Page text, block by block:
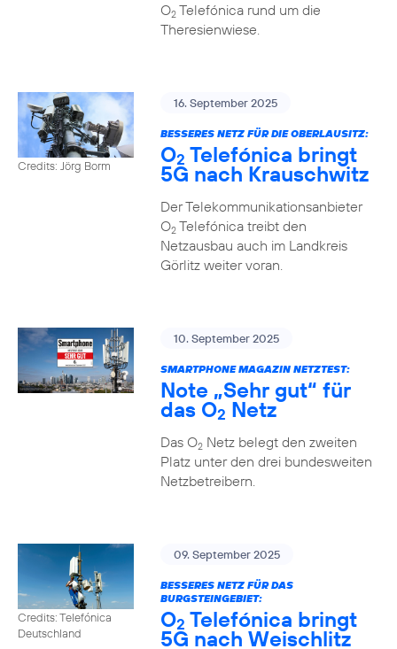
O2Telefónica rund um die
Theresienwiese.
Credits: Jörg Borm
16. September 2025
BESSERES NETZ FÜR DIE OBERLAUSITZ:
O2 Telefónica bringt
5G nach Krauschwitz
Der Telekommunikationsanbieter
O2Telefónica treibt den
Netzausbau auch im Landkreis
Görlitz weiter voran.
10. September 2025
SMARTPHONE MAGAZIN NETZTEST:
Note „Sehr gut“ für
das O2 Netz
Das O2Netz belegt den zweiten
Platz unter den drei bundesweiten
Netzbetreibern.
Credits: Telefónica
Deutschland
09. September 2025
BESSERES NETZ FÜR DAS
BURGSTEINGEBIET:
O2 Telefónica bringt
5G nach Weischlitz